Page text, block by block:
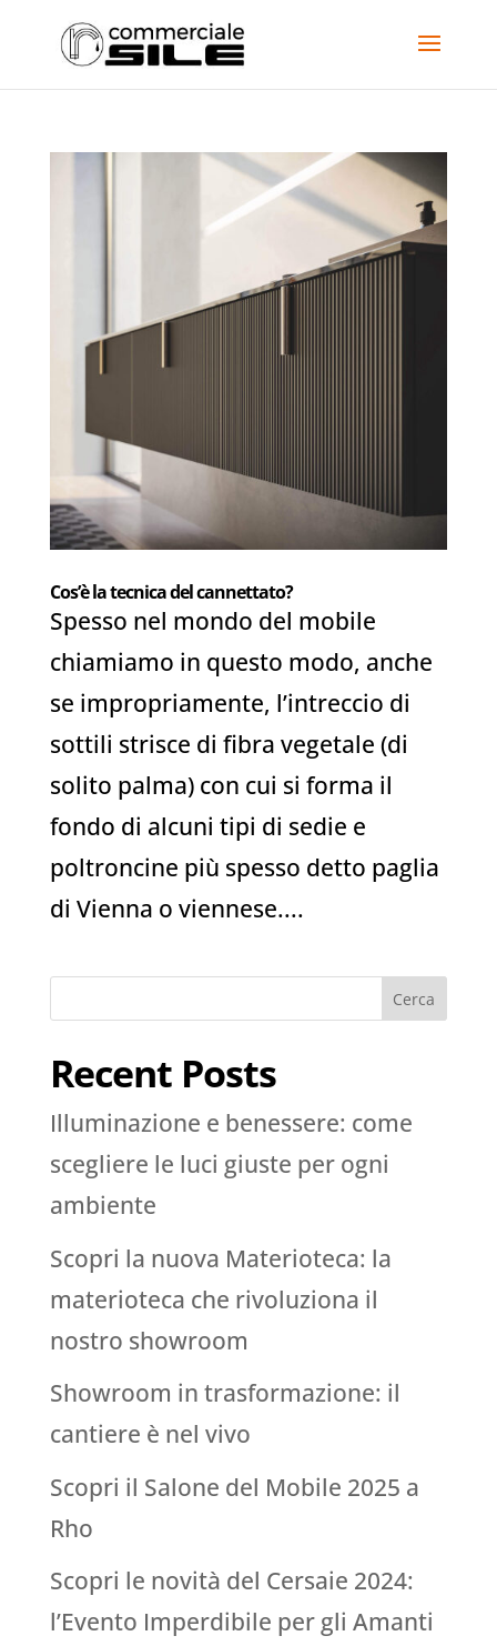
Cos’è la tecnica del cannettato?
Spesso nel mondo del mobile
chiamiamo in questo modo, anche
se impropriamente, l’intreccio di
sottili strisce di fibra vegetale (di
solito palma) con cui si forma il
fondo di alcuni tipi di sedie e
poltroncine più spesso detto paglia
di Vienna o viennese....
Cerca
Recent Posts
Illuminazione e benessere: come
scegliere le luci giuste per ogni
ambiente
Scopri la nuova Materioteca: la
materioteca che rivoluziona il
nostro showroom
Showroom in trasformazione: il
cantiere è nel vivo
Scopri il Salone del Mobile 2025 a
Rho
Scopri le novità del Cersaie 2024:
l’Evento Imperdibile per gli Amanti